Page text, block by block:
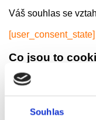
Souhlas
Váš souhlas se
[user_consent_state]
Co jsou to
Cookies jsou malé
soubory cookie